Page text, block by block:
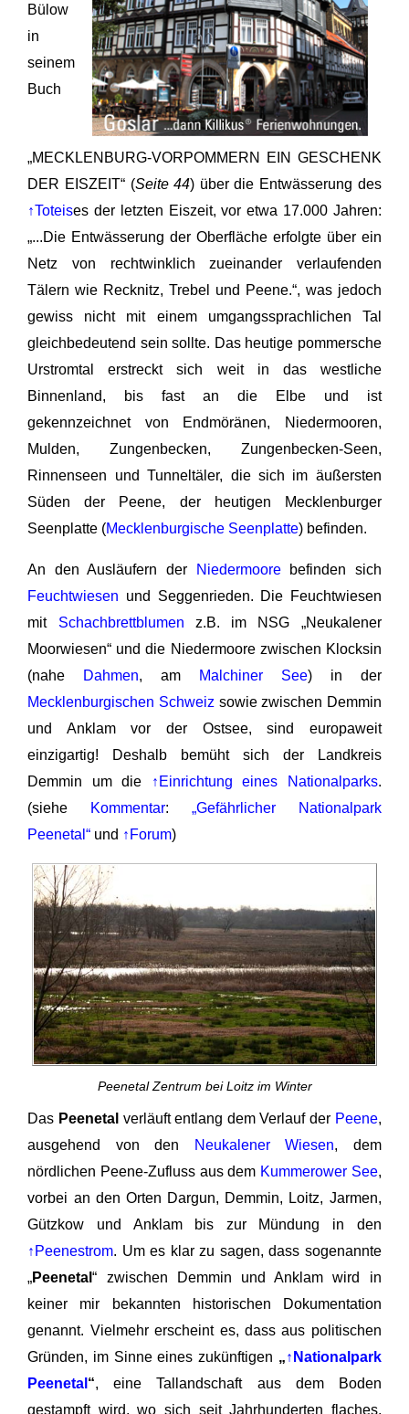
Bülow
in
seinem
Buch
„MECKLENBURG-VORPOMMERN EIN GESCHENK
DER EISZEIT“ (Seite 44) über die Entwässerung des
↑Toteises der letzten Eiszeit, vor etwa 17.000 Jahren:
„...Die Entwässerung der Oberfläche erfolgte über ein
Netz von rechtwinklich zueinander verlaufenden
Tälern wie Recknitz, Trebel und Peene.“, was jedoch
gewiss nicht mit einem umgangssprachlichen Tal
gleichbedeutend sein sollte. Das heutige pommersche
Urstromtal erstreckt sich weit in das westliche
Binnenland, bis fast an die Elbe und ist
gekennzeichnet von Endmöränen, Niedermooren,
Mulden, Zungenbecken, Zungenbecken-Seen,
Rinnenseen und Tunneltäler, die sich im äußersten
Süden der Peene, der heutigen Mecklenburger
Seenplatte (Mecklenburgische Seenplatte) befinden.
An den Ausläufern der Niedermoorebefinden sich
Feuchtwiesen und Seggenrieden. Die Feuchtwiesen
mit Schachbrettblumen z.B. im NSG „Neukalener
Moorwiesen“ und die Niedermoore zwischen Klocksin
(nahe Dahmen, am Malchiner See) in der
Mecklenburgischen Schweiz sowie zwischen Demmin
und Anklam vor der Ostsee, sind europaweit
einzigartig! Deshalb bemüht sich der Landkreis
Demmin um die
↑Einrichtung eines Nationalparks.
(siehe
Kommentar: „Gefährlicher Nationalpark
Peenetal“ und ↑Forum)
Peenetal Zentrum bei Loitz im Winter
Das Peenetal verläuft entlang dem Verlauf der Peene,
ausgehend von den
Neukalener Wiesen, dem
nördlichen Peene-Zufluss aus dem Kummerower See,
vorbei an den Orten Dargun, Demmin, Loitz, Jarmen,
Gützkow und Anklam bis zur Mündung in den
↑Peenestrom. Um es klar zu sagen, dass sogenannte
„Peenetal“ zwischen Demmin und Anklam wird in
keiner mir bekannten historischen Dokumentation
genannt. Vielmehr erscheint es, dass aus politischen
Gründen, im Sinne eines zukünftigen „↑Nationalpark
Peenetal “, eine Tallandschaft aus dem Boden
gestampft wird, wo sich seit Jahrhunderten flaches,